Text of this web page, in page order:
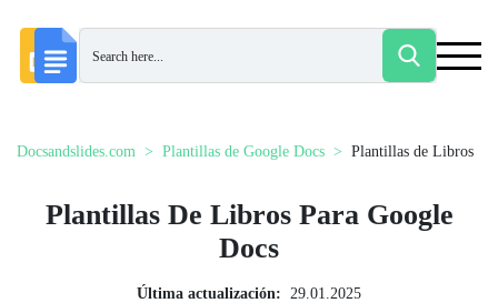
Docsandslides.com Plantillas de Google Docs Plantillas de Libros
Plantillas De Libros Para Google
Docs
Última actualización: 29.01.2025